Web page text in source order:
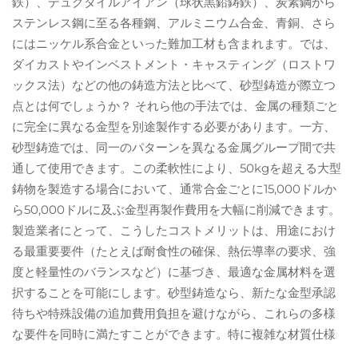
ステンレス鋼に至る各種鋼、アルミニウム合金、青銅、さら
にはニッケル系合金といった難加工材も含まれます。では、
ダイカストやインベストメント・キャスティング（ロストワ
ックス法）などの他の鋳造方法と比べて、砂型鋳造が際立つ
点とは何でしょうか？ それら他の手法では、金属の種類ごと
に完全に異なる金型を別途製作する必要があります。一方、
砂型鋳造では、同一のパターンを異なる金属グループ間で共
通して使用できます。この柔軟性により、50kgを超える大型
鋳物を製造する場合において、通常合金ごとに15,000ドルか
ら50,000ドルに及ぶ金型再製作費用を大幅に削減できます。
製造業者にとって、こうしたコストメリットは、用途におけ
る最重要要件（たとえば耐食性の確保、熱伝導率の要求、強
度と軽量性のバランスなど）に基づき、最適な金属材料を選
択することを可能にします。砂型鋳造なら、新たな金型承認
待ちや特殊設備の追加費用負担を避けながら、これらの多様
な要件を同時に満たすことができます。特に複雑な材質仕様